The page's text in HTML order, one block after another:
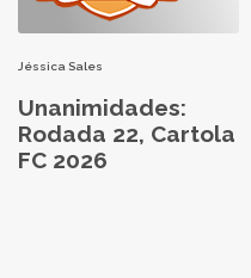
Jéssica Sales
Unanimidades:
Rodada 22, Cartola
FC 2026